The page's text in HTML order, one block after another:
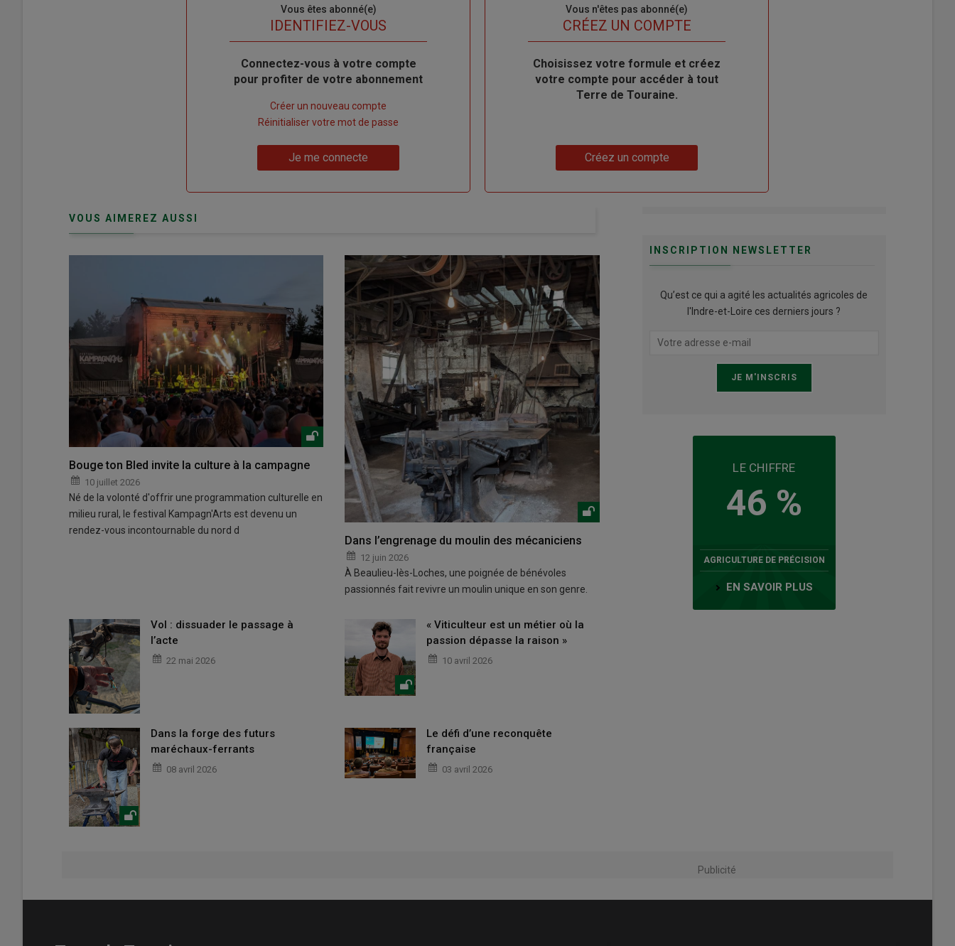
Vous êtes abonné(e)
IDENTIFIEZ-VOUS
Body
Connectez-vous à votre compte
pour profiter de votre abonnement
compte"
Créer un nouveau compte
Réinitialiser votre mot de passe
Je me connecte
Vous n'êtes pas abonné(e)
TITRECRÉEZ UN COMPTE
Body
Choisissez votre formule et créez
votre compte pour accéder à tout
Terre de Touraine.
Créez un compte
VOUS AIMEREZ AUSSI
Bouge ton Bled invite la culture à la campagne
10 juillet 2026
Né de la volonté d'offrir une programmation culturelle en
milieu rural, le festival Kampagn'Arts est devenu un
rendez-vous incontournable du nord d
Dans l’engrenage du moulin des mécaniciens
12 juin 2026
À Beaulieu-lès-Loches, une poignée de bénévoles
passionnés fait revivre un moulin unique en son genre.
Vol : dissuader le passage à
l’acte
22 mai 2026
« Viticulteur est un métier où la
passion dépasse la raison »
10 avril 2026
Dans la forge des futurs
maréchaux-ferrants
08 avril 2026
Le défi d’une reconquête
française
03 avril 2026
INSCRIPTION NEWSLETTER
Qu’est ce qui a agité les actualités agricoles de
l'Indre-et-Loire ces derniers jours ?
LE CHIFFRE
46 %
AGRICULTURE DE PRÉCISION
EN SAVOIR PLUS
Publicité